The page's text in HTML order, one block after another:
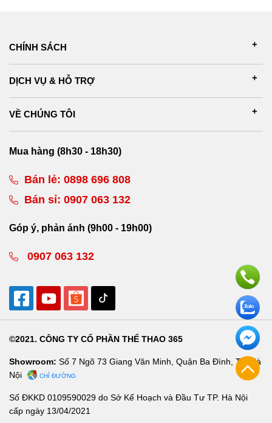
CHÍNH SÁCH
DỊCH VỤ & HỖ TRỢ
VỀ CHÚNG TÔI
Mua hàng (8h30 - 18h30)
Bán lẻ: 0898 696 808
Bán sỉ: 0907 063 132
Góp ý, phản ánh (9h00 - 19h00)
0907 063 132
©2021. CÔNG TY CỔ PHẦN THỂ THAO 365
Showroom: Số 7 Ngõ 73 Giang Văn Minh, Quận Ba Đình, TP. Hà
Nội
CHỈ ĐƯỜNG
Số ĐKKD 0109590029 do Sở Kế Hoạch và Đầu Tư TP. Hà Nội
cấp ngày 13/04/2021